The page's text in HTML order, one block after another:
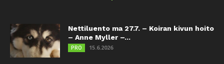
Nettiluento ma 27.7. – Koiran kivun hoito
– Anne Myller –...
PRO 15.6.2026